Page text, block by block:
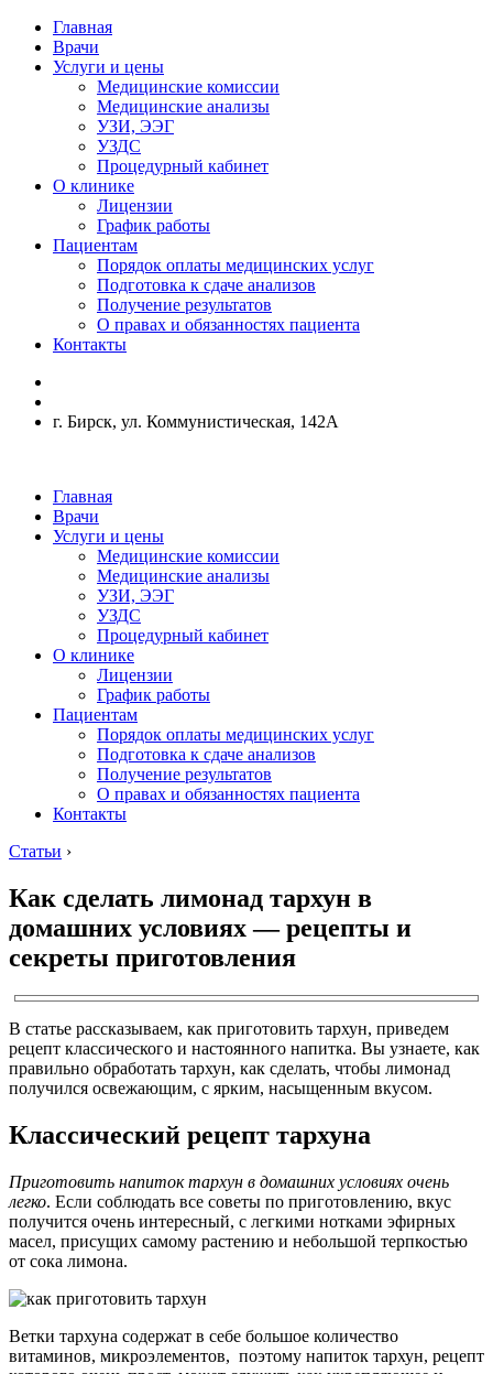
Главная
Врачи
Услуги и цены
Медицинские комиссии
Медицинские анализы
УЗИ, ЭЭГ
УЗДС
Процедурный кабинет
О клинике
Лицензии
График работы
Пациентам
Порядок оплаты медицинских услуг
Подготовка к сдаче анализов
Получение результатов
О правах и обязанностях пациента
Контакты
г. Бирск, ул. Коммунистическая, 142А
Главная
Врачи
Услуги и цены
Медицинские комиссии
Медицинские анализы
УЗИ, ЭЭГ
УЗДС
Процедурный кабинет
О клинике
Лицензии
График работы
Пациентам
Порядок оплаты медицинских услуг
Подготовка к сдаче анализов
Получение результатов
О правах и обязанностях пациента
Контакты
Статьи ›
Как сделать лимонад тархун в
домашних условиях — рецепты и
секреты приготовления
В статье рассказываем, как приготовить тархун, приведем
рецепт классического и настоянного напитка. Вы узнаете, как
правильно обработать тархун, как сделать, чтобы лимонад
получился освежающим, с ярким, насыщенным вкусом.
Классический рецепт тархуна
Приготовить напиток тархун в домашних условиях очень
легко. Если соблюдать все советы по приготовлению, вкус
получится очень интересный, с легкими нотками эфирных
масел, присущих самому растению и небольшой терпкостью
от сока лимона.
Ветки тархуна содержат в себе большое количество
витаминов, микроэлементов, поэтому напиток тархун, рецепт